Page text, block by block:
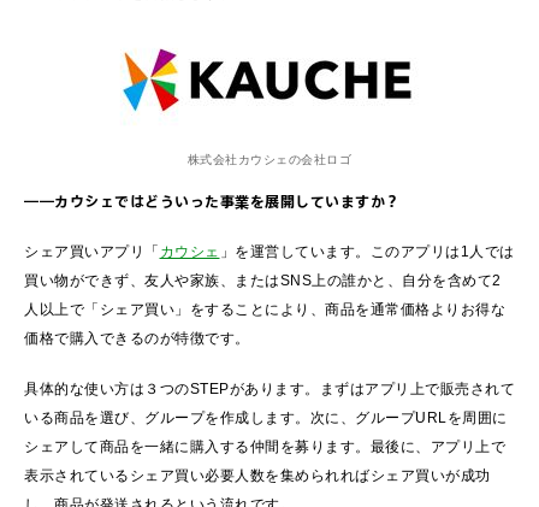
株式会社カウシェの会社ロゴ
――カウシェではどういった事業を展開していますか？
シェア買いアプリ「 カウシェ 」を運営しています。このアプリは1人では
買い物ができず、友人や家族、またはSNS上の誰かと、自分を含めて2
人以上で「シェア買い」をすることにより、商品を通常価格よりお得な
価格で購入できるのが特徴です。
具体的な使い方は３つのSTEPがあります。まずはアプリ上で販売されて
いる商品を選び、グループを作成します。次に、グループURLを周囲に
シェアして商品を一緒に購入する仲間を募ります。最後に、アプリ上で
表示されているシェア買い必要人数を集められればシェア買いが成功